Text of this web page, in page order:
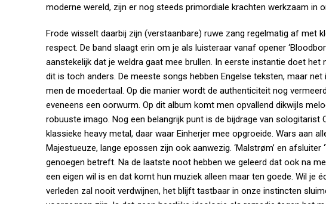
moderne wereld, zijn er nog steeds primordiale krachten werkzaam in
Frode wisselt daarbij zijn (verstaanbare) ruwe zang regelmatig af met
respect. De band slaagt erin om je als luisteraar vanaf opener
aanstekelijk dat je weldra gaat mee brullen. In eerste instantie doet
dit is toch anders. De meeste songs hebben Engelse teksten, maar net
men de moedertaal. Op die manier wordt de authenticiteit nog
eveneens een oorwurm. Op dit album komt men opvallend dikwijls
robuuste imago. Nog een belangrijk punt is de bijdrage van
klassieke heavy metal, daar waar Einherjer mee opgroeide. Wars aan
Majestueuze, lange epossen zijn ook aanwezig. ‘Malstrøm’ en
genoegen betreft. Na de laatste noot hebben we geleerd dat ook na
een eigen wil is en dat komt hun muziek alleen maar ten goede. Wil je
verleden zal nooit verdwijnen, het blijft tastbaar in onze instincten